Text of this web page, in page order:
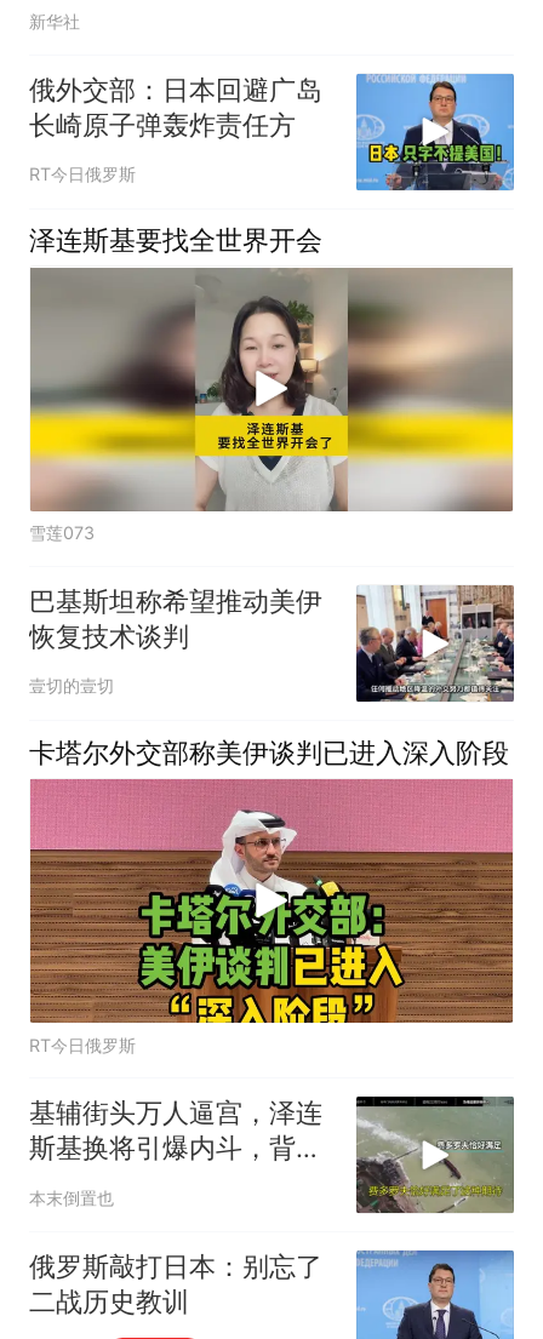
新华社
俄外交部：日本回避广岛
长崎原子弹轰炸责任方
RT今日俄罗斯
泽连斯基要找全世界开会
雪莲073
巴基斯坦称希望推动美伊
恢复技术谈判
壹切的壹切
卡塔尔外交部称美伊谈判已进入深入阶段
RT今日俄罗斯
基辅街头万人逼宫，泽连
斯基换将引爆内斗，背后
竟藏着硅谷影子？
本末倒置也
俄罗斯敲打日本：别忘了
二战历史教训